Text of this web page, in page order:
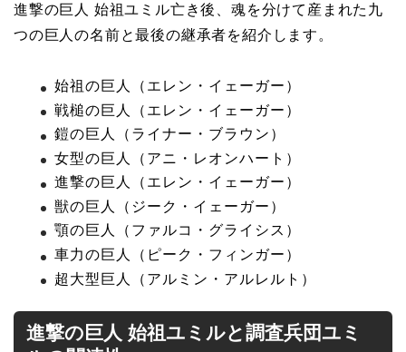
進撃の巨人 始祖ユミル亡き後、魂を分けて産まれた九
つの巨人の名前と最後の継承者を紹介します。
始祖の巨人（エレン・イェーガー）
戦槌の巨人（エレン・イェーガー）
鎧の巨人（ライナー・ブラウン）
女型の巨人（アニ・レオンハート）
進撃の巨人（エレン・イェーガー）
獣の巨人（ジーク・イェーガー）
顎の巨人（ファルコ・グライシス）
車力の巨人（ピーク・フィンガー）
超大型巨人（アルミン・アルレルト）
進撃の巨人 始祖ユミルと調査兵団ユミ